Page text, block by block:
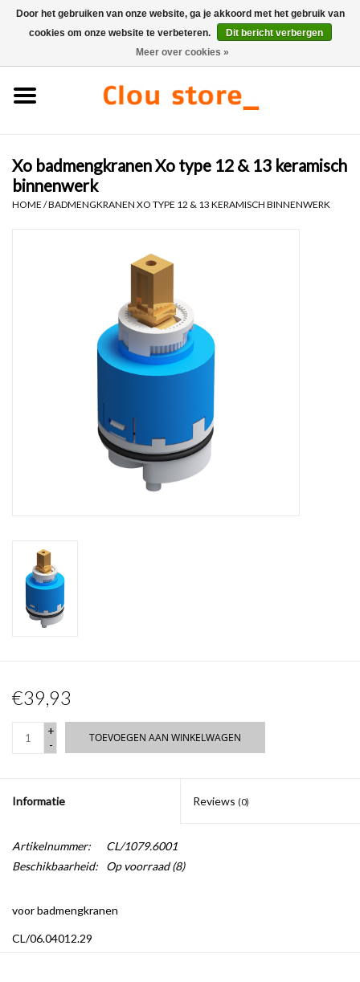
0 Artikelen - €0,00
Fonteinsets
Badkamer accessoires
Xo badmengkranen Xo type 12 & 13 keramisch
binnenwerk
HOME /BADMENGKRANEN XO TYPE 12 & 13 KERAMISCH BINNENWERK
€39,93
+
-
TOEVOEGEN AAN WINKELWAGEN
Informatie Reviews (0)
Artikelnummer:
CL/1079.6001
Beschikbaarheid:
Op voorraad(8)
voor badmengkranen
CL/06.04012.29
Door het gebruiken van onze website, ga je akkoord met het gebruik van
cookies om onze website te verbeteren.
Dit bericht verbergen
Meer over cookies »